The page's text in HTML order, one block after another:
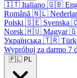
🇮🇹 Italiano 🇬🇧
Română 🇳🇱
Polski 🇸🇪 Svenska
Norsk 🇭🇺 Magyar
Українська 🇹🇷
Wypróbuj za darmo 7
🇵🇱 PL